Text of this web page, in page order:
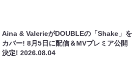
Aina & ValerieがDOUBLEの「Shake」を
カバー! 8月5日に配信＆MVプレミア公開
決定!2026.08.04